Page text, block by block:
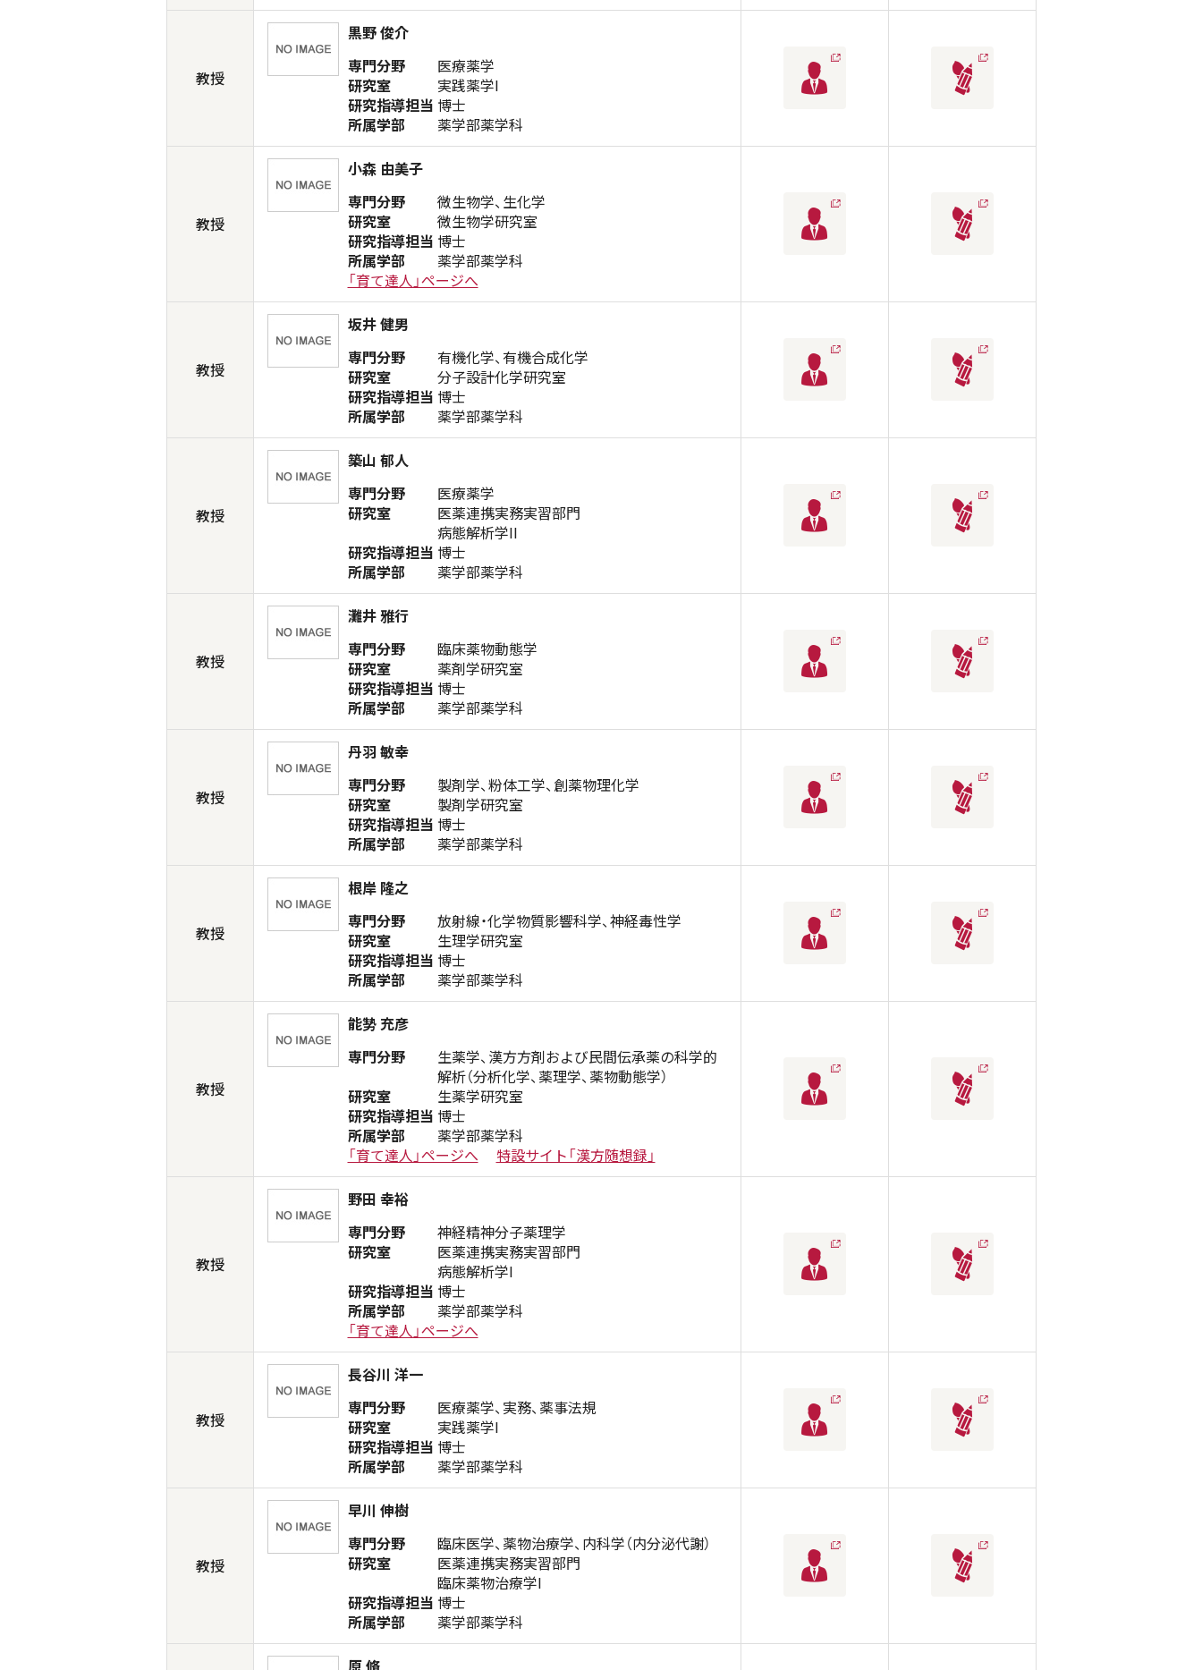
教授
黒野 俊介
専門分野
医療薬学
研究室
実践薬学I
研究指導担当 博士
所属学部
薬学部薬学科
教授
小森 由美子
専門分野
微生物学、生化学
研究室
微生物学研究室
研究指導担当 博士
所属学部
薬学部薬学科
「育て達人」ページへ
教授
坂井 健男
専門分野
有機化学、有機合成化学
研究室
分子設計化学研究室
研究指導担当 博士
所属学部
薬学部薬学科
教授
築山 郁人
専門分野
医療薬学
研究室
医薬連携実務実習部門
病態解析学II
研究指導担当 博士
所属学部
薬学部薬学科
教授
灘井 雅行
専門分野
臨床薬物動態学
研究室
薬剤学研究室
研究指導担当 博士
所属学部
薬学部薬学科
教授
丹羽 敏幸
専門分野
製剤学、粉体工学、創薬物理化学
研究室
製剤学研究室
研究指導担当 博士
所属学部
薬学部薬学科
教授
根岸 隆之
専門分野
放射線・化学物質影響科学、神経毒性学
研究室
生理学研究室
研究指導担当 博士
所属学部
薬学部薬学科
教授
能㔟 充彦
専門分野
生薬学、漢方方剤および民間伝承薬の科学的
解析（分析化学、薬理学、薬物動態学）
研究室
生薬学研究室
研究指導担当 博士
所属学部
薬学部薬学科
「育て達人」ページへ
特設サイト「漢方随想録」
教授
野田 幸裕
専門分野
神経精神分子薬理学
研究室
医薬連携実務実習部門
病態解析学I
研究指導担当 博士
所属学部
薬学部薬学科
「育て達人」ページへ
教授
長谷川 洋一
専門分野
医療薬学、実務、薬事法規
研究室
実践薬学I
研究指導担当 博士
所属学部
薬学部薬学科
教授
早川 伸樹
専門分野
臨床医学、薬物治療学、内科学（内分泌代謝）
研究室
医薬連携実務実習部門
臨床薬物治療学I
研究指導担当 博士
所属学部
薬学部薬学科
原 脩